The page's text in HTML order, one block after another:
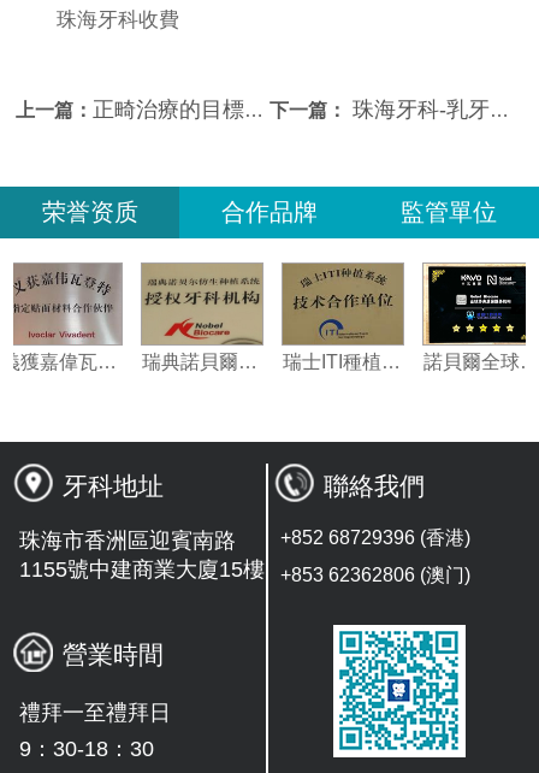
珠海牙科收費
上一篇： 正畸治療的目標是怎麼樣的？ 下一篇： 珠海牙科-乳牙過早脫落會有什麼後果？
荣誉资质 合作品牌 監管單位
牙科地址
珠海市香洲區迎賓南路
1155號中建商業大廈15樓
營業時間
禮拜一至禮拜日
9：30-18：30
聯絡我們
+852 68729396 (香港)
+853 62362806 (澳门)